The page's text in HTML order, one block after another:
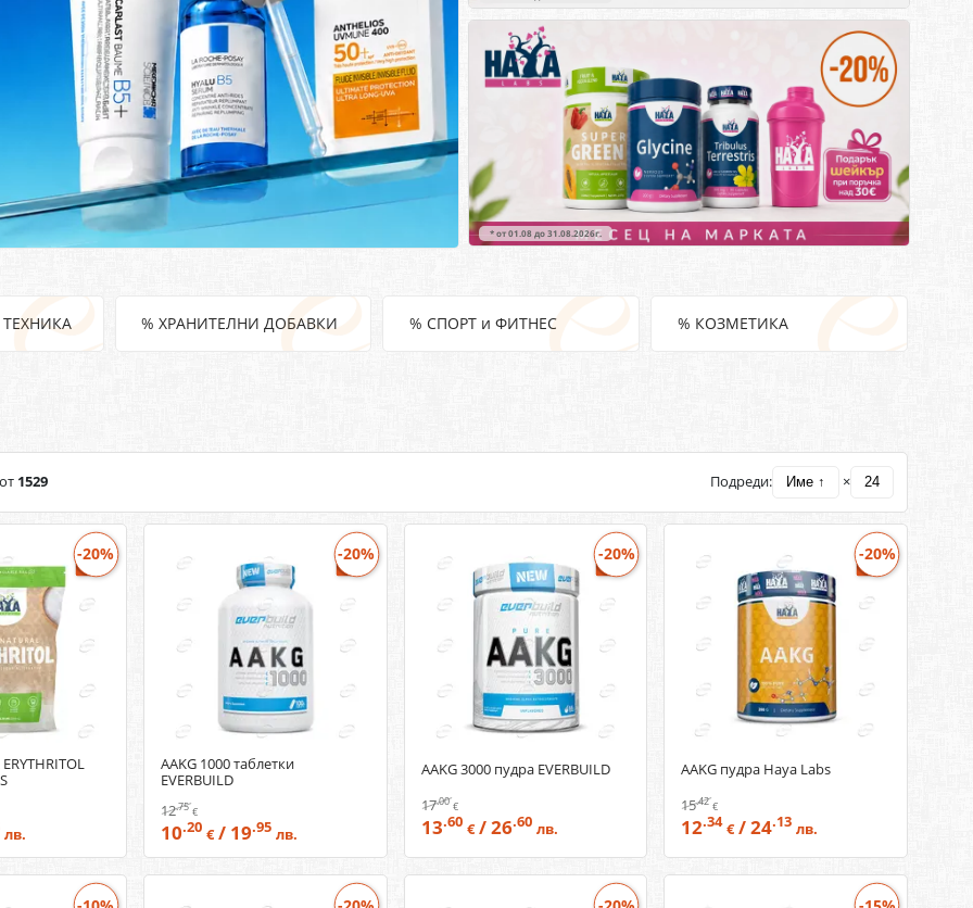
* от 01.08 до 31.08.2026г.
% ХРАНИТЕЛНИ ДОБАВКИ % СПОРТ и ФИТНЕС % КОЗМЕТИКА
1529 Подреди: Име ↑ × 24
-20%
лв.
-20%
AAKG 1000 таблетки
EVERBUILD
12.75 €
10.20 €/ 19.95 лв.
-20%
AAKG 3000 пудра EVERBUILD
17.00 €
13.60 €/ 26.60 лв.
-20%
AAKG пудра Haya Labs
15.42 €
12.34 €/ 24.13 лв.